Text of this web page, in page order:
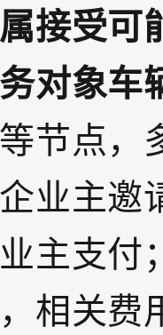
接受可
对象车
节点，
业主邀
主支付
相关费